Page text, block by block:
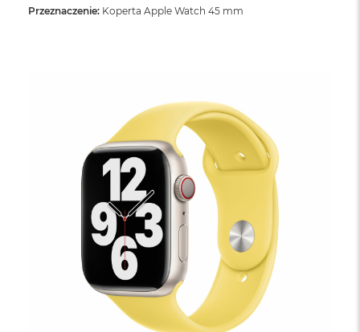
Przeznaczenie: Koperta Apple Watch 45 mm